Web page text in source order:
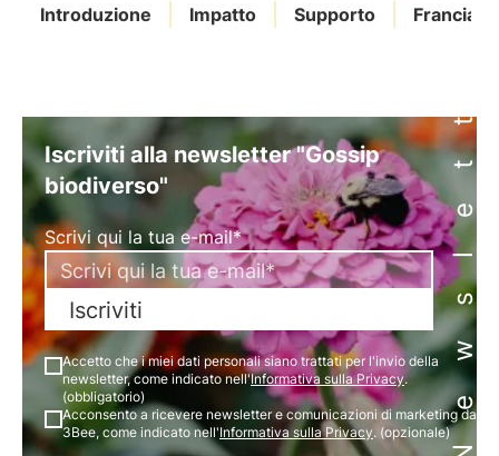
Introduzione Impatto Supporto Francia
Newsletter
Iscriviti alla newsletter "Gossip
biodiverso"
Scrivi qui la tua e-mail*
Iscriviti
Accetto che i miei dati personali siano trattati per l'invio della
newsletter, come indicato nell'Informativa sulla Privacy.
(obbligatorio)
Acconsento a ricevere newsletter e comunicazioni di marketing da
3Bee, come indicato nell'Informativa sulla Privacy. (opzionale)